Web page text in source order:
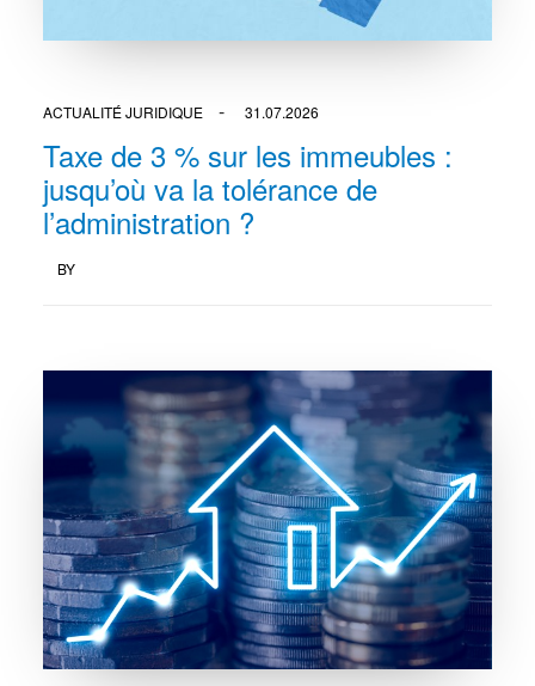
ACTUALITÉ JURIDIQUE 31.07.2026
Taxe de 3 % sur les immeubles :
jusqu’où va la tolérance de
l’administration ?
BY